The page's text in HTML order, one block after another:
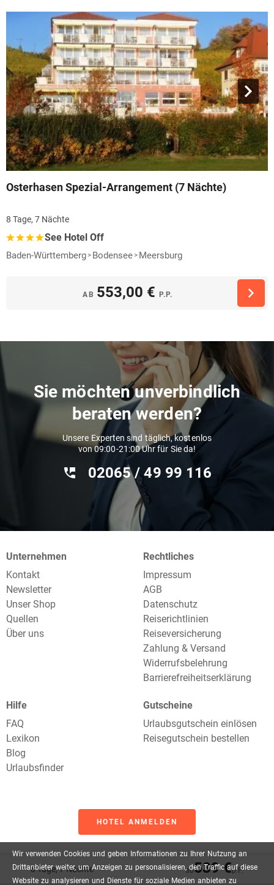
Wir verwenden Cookies und geben Informationen zu Ihrer Nutzung an
Drittanbieter weiter, um Anzeigen zu personalisieren, den Traffic auf diese
Website zu analysieren und Dienste für soziale Medien anbieten zu
8 Tage, 7 Nächte ab539 €p.P.
Osterhasen Spezial-Arrangement (7 Nächte)
8 Tage, 7 Nächte
See Hotel Off
Baden-Württemberg Bodensee Meersburg
AB 553,00 € P.P.
Sie möchten unverbindlich
beraten werden?
Unsere Experten sind täglich, kostenlos
von 09:00-21:00 Uhr für Sie da!
02065 / 49 ‌99 116
Unternehmen
Kontakt
Newsletter
Unser Shop
Quellen
Über uns
Rechtliches
Impressum
AGB
Datenschutz
Reiserichtlinien
Reiseversicherung
Zahlung & Versand
Widerrufsbelehrung
Barrierefreiheitserklärung
Hilfe
FAQ
Lexikon
Blog
Urlaubsfinder
Gutscheine
Urlaubsgutschein einlösen
Reisegutschein bestellen
HOTEL ANMELDEN